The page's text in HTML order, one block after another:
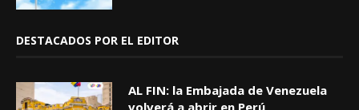
DESTACADOS POR EL EDITOR
AL FIN: la Embajada de Venezuela